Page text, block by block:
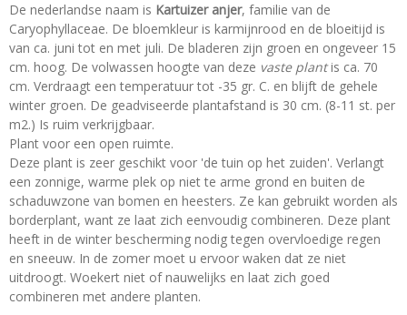
De nederlandse naam is Kartuizer anjer, familie van de
Caryophyllaceae. De bloemkleur is karmijnrood en de bloeitijd is
van ca. juni tot en met juli. De bladeren zijn groen en ongeveer 15
cm. hoog. De volwassen hoogte van deze vaste plantis ca. 70
cm. Verdraagt een temperatuur tot -35 gr. C. en blijft de gehele
winter groen. De geadviseerde plantafstand is 30 cm. (8-11 st. per
m2.) Is ruim verkrijgbaar.
Plant voor een open ruimte.
Deze plant is zeer geschikt voor 'de tuin op het zuiden'. Verlangt
een zonnige, warme plek op niet te arme grond en buiten de
schaduwzone van bomen en heesters. Ze kan gebruikt worden als
borderplant, want ze laat zich eenvoudig combineren. Deze plant
heeft in de winter bescherming nodig tegen overvloedige regen
en sneeuw. In de zomer moet u ervoor waken dat ze niet
uitdroogt. Woekert niet of nauwelijks en laat zich goed
combineren met andere planten.